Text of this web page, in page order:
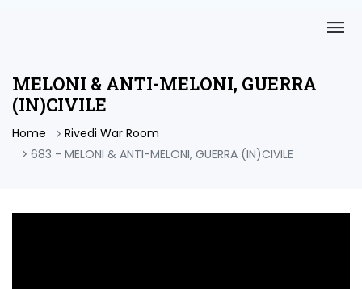
MELONI & ANTI-MELONI, GUERRA
(IN)CIVILE
Home
Rivedi War Room
683 - MELONI & ANTI-MELONI, GUERRA (IN)CIVILE